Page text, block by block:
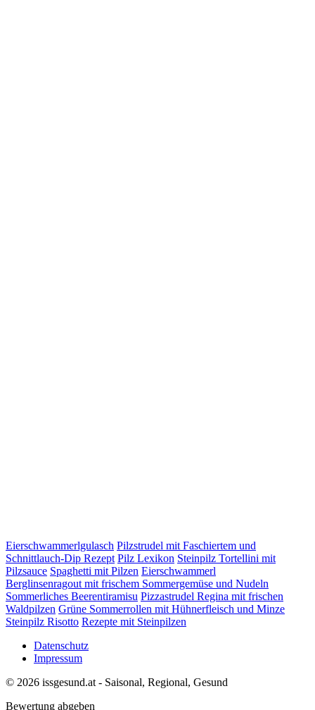
Eierschwammerlgulasch Pilzstrudel mit Faschiertem und
Schnittlauch-Dip Rezept Pilz Lexikon Steinpilz Tortellini mit
Pilzsauce Spaghetti mit Pilzen Eierschwammerl
Berglinsenragout mit frischem Sommergemüse und Nudeln
Sommerliches Beerentiramisu Pizzastrudel Regina mit frischen
Waldpilzen Grüne Sommerrollen mit Hühnerfleisch und Minze
Steinpilz Risotto Rezepte mit Steinpilzen
Datenschutz
Impressum
© 2026 issgesund.at - Saisonal, Regional, Gesund
Bewertung abgeben